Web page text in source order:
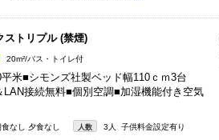
ストリプル (禁煙)
20m²/バス・トイレ付
米■シモンズ社製ベッド幅110ｃｍ3台
LAN接続無料■個別空調■加湿機能付き空気
食なし 夕食なし 人数 3人 子供料金設定有り